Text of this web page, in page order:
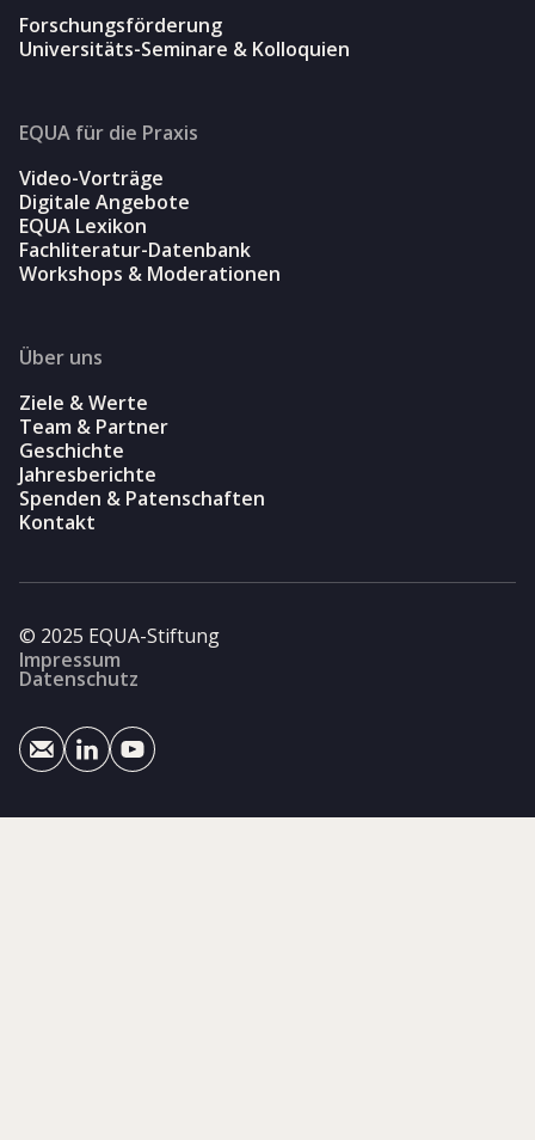
Forschungsförderung
Universitäts-Seminare & Kolloquien
EQUA für die Praxis
Video-Vorträge
Digitale Angebote
EQUA Lexikon
Fachliteratur-Datenbank
Workshops & Moderationen
Über uns
Ziele & Werte
Team & Partner
Geschichte
Jahresberichte
Spenden & Patenschaften
Kontakt
© 2025 EQUA-Stiftung
Impressum
Datenschutz